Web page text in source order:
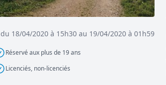
du 18/04/2020 à 15h30 au 19/04/2020 à 01h59
Réservé aux plus de 19 ans
Licenciés, non-licenciés